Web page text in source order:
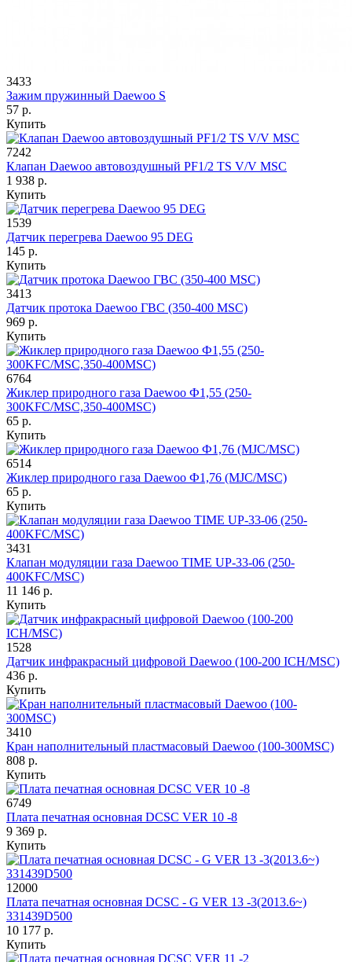
3433
Зажим пружинный Daewoo S
57 р.
Купить
7242
Клапан Daewoo автовоздушный PF1/2 TS V/V MSC
1 938 р.
Купить
1539
Датчик перегрева Daewoo 95 DEG
145 р.
Купить
3413
Датчик протока Daewoo ГВС (350-400 MSC)
969 р.
Купить
6764
Жиклер природного газа Daewoo Ф1,55 (250-
300KFC/MSC,350-400MSC)
65 р.
Купить
6514
Жиклер природного газа Daewoo Ф1,76 (MJC/MSC)
65 р.
Купить
3431
Клапан модуляции газа Daewoo TIME UP-33-06 (250-
400KFC/MSC)
11 146 р.
Купить
1528
Датчик инфракрасный цифровой Daewoo (100-200 ICH/MSC)
436 р.
Купить
3410
Кран наполнительный пластмасовый Daewoo (100-300MSC)
808 р.
Купить
6749
Плата печатная основная DCSС VER 10 -8
9 369 р.
Купить
12000
Плата печатная основная DCSС - G VER 13 -3(2013.6~)
331439D500
10 177 р.
Купить